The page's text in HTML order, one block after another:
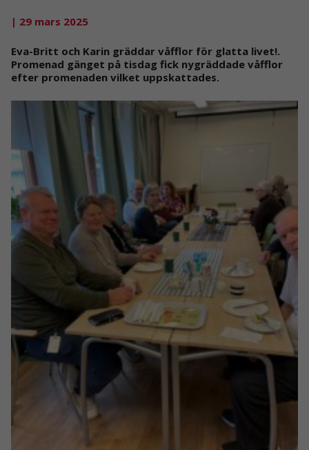
| 29 mars 2025
Eva-Britt och Karin gräddar våfflor för glatta livet!.
Promenad gänget på tisdag fick nygräddade våfflor
efter promenaden vilket uppskattades.